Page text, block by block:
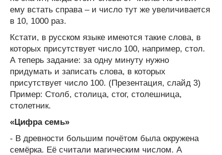
ему встать справа – и число тут же увеличивается
в 10, 1000 раз.
Кстати, в русском языке имеются такие слова, в
которых присутствует число 100, например, стол.
А теперь задание: за одну минуту нужно
придумать и записать слова, в которых
присутствует число 100. (Презентация, слайд 3)
Пример: Столб, столица, стог, столешница,
столетник.
«Цифра семь»
- В древности большим почётом была окружена
семёрка. Её считали магическим числом. А